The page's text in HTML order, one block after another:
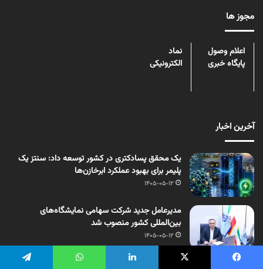
مجوز ها
اعلام وصول
پایگاه خبری
نماد
الکترونیکی
آخرین اخبار
یک محقق پسادکتری در کشور توسعه داد: سنتز یک
پلیمر برای بهبود عملکرد ابرخازن‌ها
1405-05-12
مدیرعامل جدید شرکت سهامی نمایشگاه‌های
بین‌المللی کشور منصوب شد
1405-05-12
اختصاصی بسپار/آینده بازیافت شیمیایی پلاستیک